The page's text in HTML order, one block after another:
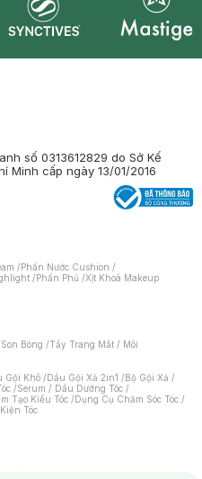
số 0313612829 do Sở Kế
Minh cấp ngày 13/01/2016
/Phấn Nước Cushion /
/Phấn Phủ /Xịt Khoá Makeup
Son Bóng /Tẩy Trang Mắt / Môi
Gội Khô /Dầu Gội Xả 2in1 /Bộ Gội Xả /
/Serum / Dầu Dưỡng Tóc /
Tạo Kiểu Tóc /Dụng Cụ Chăm Sóc Tóc /
Tóc